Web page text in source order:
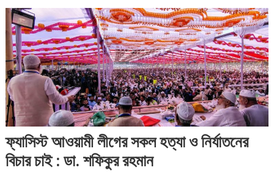
ফ্যাসিস্ট আওয়ামী লীগের সকল হত্যা ও নির্যাতনের
বিচার চাই : ডা. শফিকুর রহমান